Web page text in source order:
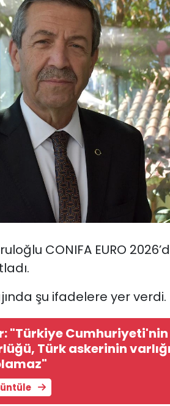
CONIFA EURO
şu ifadelere yer verdi.
"Türkiye Cumhuriyeti'nin
Türk askerinin